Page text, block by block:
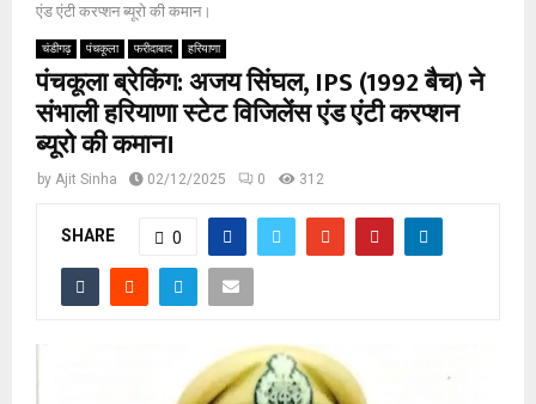
एंड एंटी करप्शन ब्यूरो की कमान।
चंडीगढ़ पंचकूला फरीदाबाद हरियाणा
पंचकूला ब्रेकिंग: अजय सिंघल, IPS (1992 बैच) ने
संभाली हरियाणा स्टेट विजिलेंस एंड एंटी करप्शन
ब्यूरो की कमान।
by Ajit Sinha 02/12/2025 0 312
SHARE 0